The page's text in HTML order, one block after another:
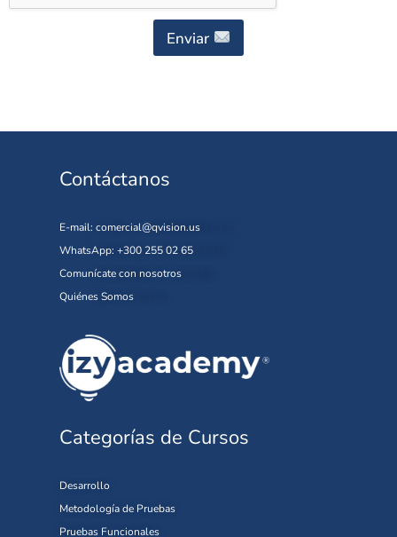
Enviar
Contáctanos
E-mail: comercial@qvision.us
WhatsApp: +300 255 02 65
Comunícate con nosotros
Quiénes Somos
Categorías de Cursos
Desarrollo
Metodología de Pruebas
Pruebas Funcionales